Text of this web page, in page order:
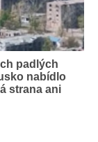
padlých
nabídlo
strana ani